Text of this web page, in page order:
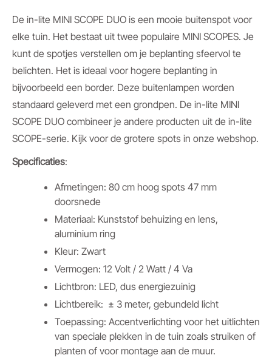
De in-lite MINI SCOPE DUO is een mooie buitenspot voor
elke tuin. Het bestaat uit twee populaire MINI SCOPES. Je
kunt de spotjes verstellen om je beplanting sfeervol te
belichten. Het is ideaal voor hogere beplanting in
bijvoorbeeld een border. Deze buitenlampen worden
standaard geleverd met een grondpen. De in-lite MINI
SCOPE DUO combineer je andere producten uit de in-lite
SCOPE-serie. Kijk voor de grotere spots in onze webshop.
Specificaties:
Afmetingen: 80 cm hoog spots 47 mm
doorsnede
Materiaal: Kunststof behuizing en lens,
aluminium ring
Kleur: Zwart
Vermogen: 12 Volt / 2 Watt / 4 Va
Lichtbron: LED, dus energiezuinig
Lichtbereik: ± 3 meter, gebundeld licht
Toepassing: Accentverlichting voor het uitlichten
van speciale plekken in de tuin zoals struiken of
planten of voor montage aan de muur.